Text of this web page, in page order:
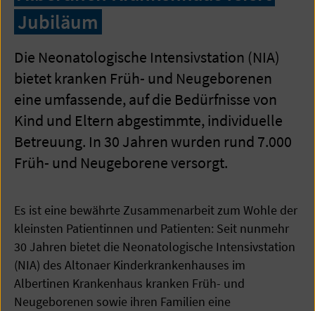
Jubiläum
Die Neonatologische Intensivstation (NIA)
bietet kranken Früh- und Neugeborenen
eine umfassende, auf die Bedürfnisse von
Kind und Eltern abgestimmte, individuelle
Betreuung. In 30 Jahren wurden rund 7.000
Früh- und Neugeborene versorgt.
Es ist eine bewährte Zusammenarbeit zum Wohle der
kleinsten Patientinnen und Patienten: Seit nunmehr
30 Jahren bietet die Neonatologische Intensivstation
(NIA) des Altonaer Kinderkrankenhauses im
Albertinen Krankenhaus kranken Früh- und
Neugeborenen sowie ihren Familien eine